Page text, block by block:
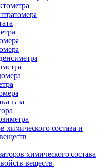
газа
химического состава и
химического состава
веществ